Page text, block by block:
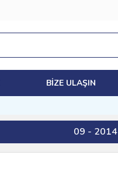
BIZE ULAŞIN
09 - 2014